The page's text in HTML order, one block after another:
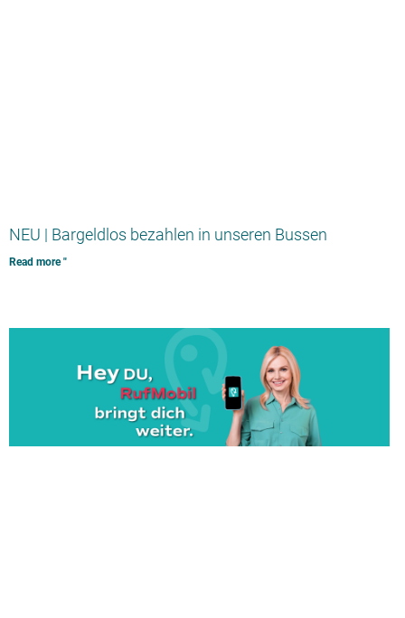
NEU | Bargeldlos bezahlen in unseren Bussen
Read more "